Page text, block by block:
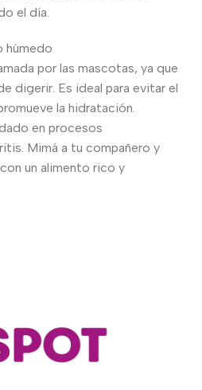
el día.
húmedo
por las mascotas, ya que
digerir. Es ideal para evitar el
la hidratación.
en procesos
Mimá a tu compañero y
un alimento rico y